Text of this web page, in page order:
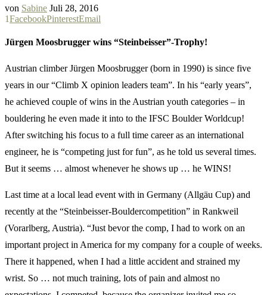
von Sabine Juli 28, 2016
1FacebookPinterestEmail
Jürgen Moosbrugger wins “Steinbeisser”-Trophy!
Austrian climber Jürgen Moosbrugger (born in 1990) is since five
years in our “Climb X opinion leaders team”. In his “early years”,
he achieved couple of wins in the Austrian youth categories – in
bouldering he even made it into to the IFSC Boulder Worldcup!
After switching his focus to a full time career as an international
engineer, he is “competing just for fun”, as he told us several times.
But it seems … almost whenever he shows up … he WINS!
Last time at a local lead event with in Germany (Allgäu Cup) and
recently at the “Steinbeisser-Bouldercompetition” in Rankweil
(Vorarlberg, Austria). “Just bevor the comp, I had to work on an
important project in America for my company for a couple of weeks.
There it happened, when I had a little accident and strained my
wrist. So … not much training, lots of pain and almost no